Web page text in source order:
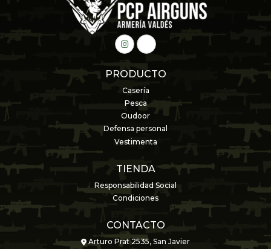
PRODUCTO
Casería
Pesca
Oudoor
Defensa personal
Vestimenta
TIENDA
Responsabilidad Social
Condiciones
CONTACTO
Arturo Prat 2535, San Javier